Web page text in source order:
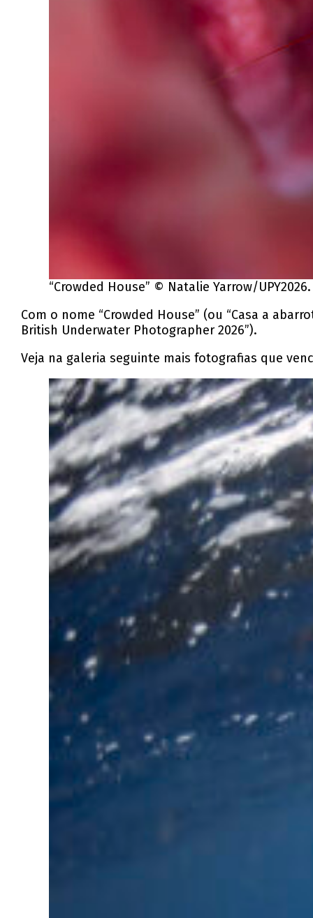
“Crowded House” © Natalie Yarrow/UPY2026.
Com o nome “Crowded House” (ou “Casa a
British Underwater Photographer 2026”).
Veja na galeria seguinte mais fotografias que